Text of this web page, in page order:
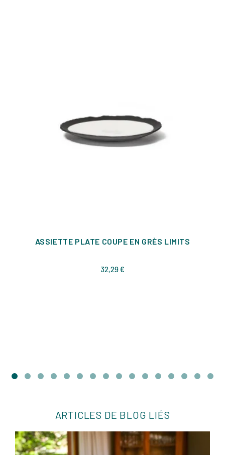
ASSIETTE PLATE COUPE EN GRÈS LIMITS
32,29 €
ARTICLES DE BLOG LIÉS